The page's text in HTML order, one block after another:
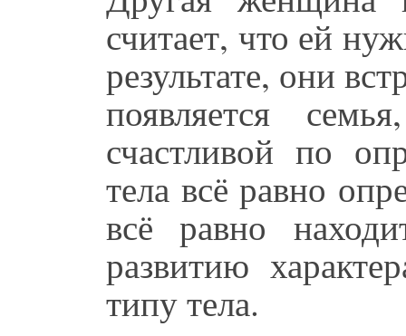
считает, что ей
результате, они
появляется
счастливой по
тела всё равно
всё равно
развитию
типу тела.